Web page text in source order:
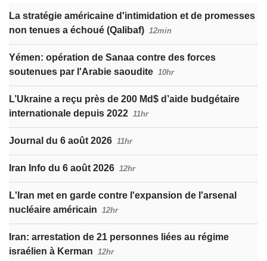
La stratégie américaine d'intimidation et de promesses
non tenues a échoué (Qalibaf) 12min
Yémen: opération de Sanaa contre des forces
soutenues par l'Arabie saoudite 10hr
L’Ukraine a reçu près de 200 Md$ d’aide budgétaire
internationale depuis 2022 11hr
Journal du 6 août 2026 11hr
Iran Info du 6 août 2026 12hr
L'Iran met en garde contre l'expansion de l'arsenal
nucléaire américain 12hr
Iran: arrestation de 21 personnes liées au régime
israélien à Kerman 12hr